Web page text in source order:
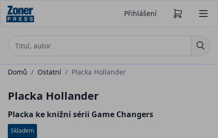
Přihlášení
Domů / Ostatní / Placka Hollander
Placka Hollander
Placka ke knižní sérii Game Changers
Skladem